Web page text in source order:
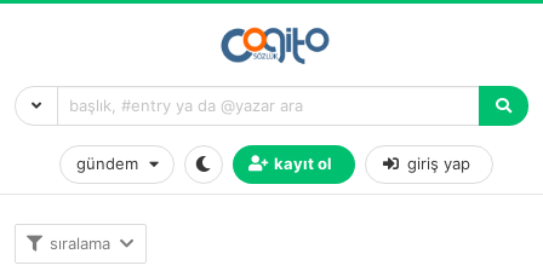
gündem kayıt ol giriş yap
sıralama